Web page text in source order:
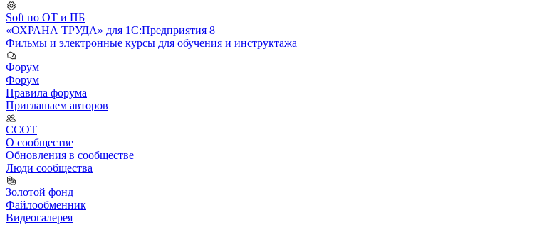
Soft по ОТ и ПБ
«ОХРАНА ТРУДА» для 1С:Предприятия 8
Фильмы и электронные курсы для обучения и инструктажа
Форум
Форум
Правила форума
Приглашаем авторов
ССОТ
О сообществе
Обновления в сообществе
Люди сообщества
Золотой фонд
Файлообменник
Видеогалерея